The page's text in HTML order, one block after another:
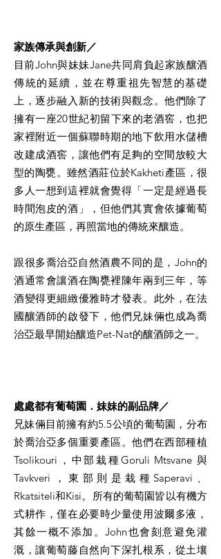
家族傳承與創新／
目前John與妹妹Jane共同肩負起家族釀酒
傳統的延續，並在尊重祖先智慧的基礎
上，逐步融入新的技術與觀念。他們除了
擁有一座20世紀初留下來的老酒窖，也把
家裡附近一個蘇聯時期的地下飲用水儲槽
改建成酒窖，讓他們有足夠的空間放較大
型的陶甕。雖然酒莊位於Kakheti產區，很
多人一想到這裡就會覺得「一定是經過長
時間泡皮的酒」，但他們其實會依據葡萄
的原生產區，再照當地的傳統來釀造。
跟很多喬治亞自然酒農不同的是，John的
酒通常會讓酒在陶甕裡陳年兩到三年，等
酒變得更細緻優雅時才發表。此外，在法
國釀酒師的啟發下，他們兄妹倆也成為喬
治亞最早開始釀造Pet-Nat的釀酒師之一。
處處都有葡萄園．妹妹的副品牌／
兄妹倆目前擁有約5.5公頃的葡萄園，分布
於喬治亞多個重要產區。他們在西部種植
Tsolikouri，中部栽種Goruli Mtsvane 與
Tavkveri，東部則是栽種Saperavi、
Rkatsiteli和Kisi。所有的葡萄園皆以有機方
式耕作，僅在必要時少量使用波爾多液，
其餘一概不添加。John也會刻意避免灌
溉，讓葡萄藤自然向下深扎根系，從土壤